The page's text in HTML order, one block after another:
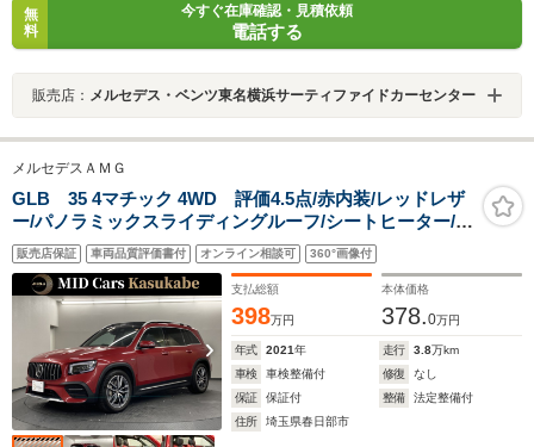
無
料
今すぐ在庫確認・見積依頼
電話する
販売店： メルセデス・ベンツ東名横浜サーティファイドカーセンター
メルセデスＡＭＧ
GLB 35 4マチック 4WD 評価4.5点/赤内装/レッドレザ
ー/パノラミックスライディングルーフ/シートヒーター/ド
ラレコ/ETC/禁煙車/オールシーズンタイヤ/シンクロウェ
ザー/純正19インチAW/全方位モニター/LEDヘッド/シート
ヒーター&クーラー
販売店保証 車両品質評価書付 オンライン相談可 360°画像付
支払総額
398万円
本体価格
378.0万円
年式 2021年 走行 3.8万km
車検
車検整備付 修復
なし
保証
保証付 整備
法定整備付
住所
埼玉県春日部市